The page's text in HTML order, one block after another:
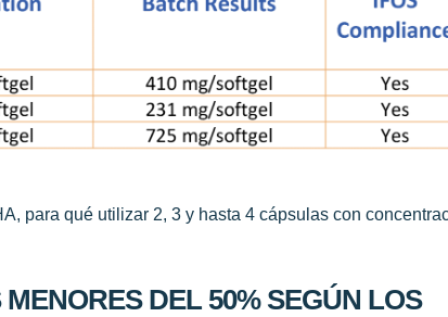
para qué utilizar 2, 3 y hasta 4 cápsulas con
DEL 50% SEGÚN LOS